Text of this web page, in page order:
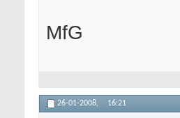
MfG
26-01-2008, 16:21